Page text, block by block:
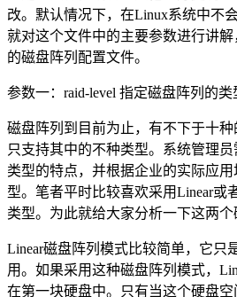
改。默认情况下，在Linux系统中不
就对这个文件中的主要参数进行讲
的磁盘阵列配置文件。
参数一：raid-level 指定磁盘阵列的类
磁盘阵列到目前为止，有不下于十种
只支持其中的不种类型。系统管理
类型的特点，并根据企业的实际应
型。笔者平时比较喜欢采用Linear或
类型。为此就给大家分析一下这两个
Linear磁盘阵列模式比较简单，它只
用。如果采用这种磁盘阵列模式，
在第一块硬盘中。只有当这个硬盘